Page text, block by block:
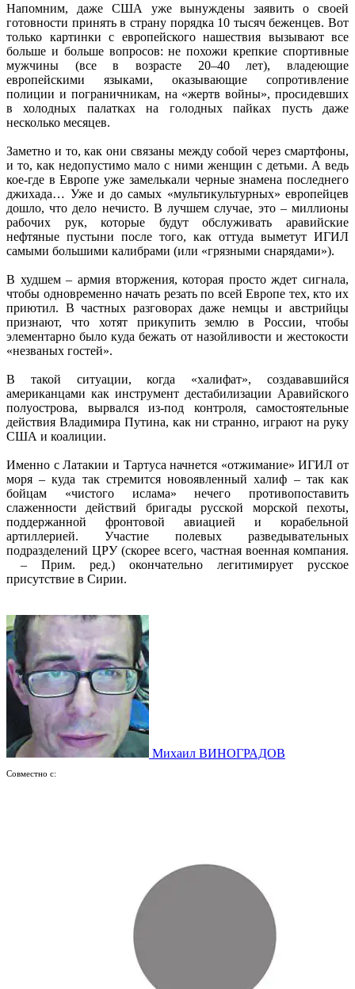
Напомним, даже США уже вынуждены заявить о своей
готовности принять в страну порядка 10 тысяч беженцев. Вот
только картинки с европейского нашествия вызывают все
больше и больше вопросов: не похожи крепкие спортивные
мужчины (все в возрасте 20–40 лет), владеющие
европейскими языками, оказывающие сопротивление
полиции и пограничникам, на «жертв войны», просидевших
в холодных палатках на голодных пайках пусть даже
несколько месяцев.
Заметно и то, как они связаны между собой через смартфоны,
и то, как недопустимо мало с ними женщин с детьми. А ведь
кое-где в Европе уже замелькали черные знамена последнего
джихада… Уже и до самых «мультикультурных» европейцев
дошло, что дело нечисто. В лучшем случае, это – миллионы
рабочих рук, которые будут обслуживать аравийские
нефтяные пустыни после того, как оттуда выметут ИГИЛ
самыми большими калибрами (или «грязными снарядами»).
В худшем – армия вторжения, которая просто ждет сигнала,
чтобы одновременно начать резать по всей Европе тех, кто их
приютил. В частных разговорах даже немцы и австрийцы
признают, что хотят прикупить землю в России, чтобы
элементарно было куда бежать от назойливости и жестокости
«незваных гостей».
В такой ситуации, когда «халифат», создававшийся
американцами как инструмент дестабилизации Аравийского
полуострова, вырвался из-под контроля, самостоятельные
действия Владимира Путина, как ни странно, играют на руку
США и коалиции.
Именно с Латакии и Тартуса начнется «отжимание» ИГИЛ от
моря – куда так стремится новоявленный халиф – так как
бойцам «чистого ислама» нечего противопоставить
слаженности действий бригады русской морской пехоты,
поддержанной фронтовой авиацией и корабельной
артиллерией. Участие полевых разведывательных
подразделений ЦРУ (скорее всего, частная военная компания.
– Прим. ред.) окончательно легитимирует русское
присутствие в Сирии.
Михаил ВИНОГРАДОВ
Совместно с: